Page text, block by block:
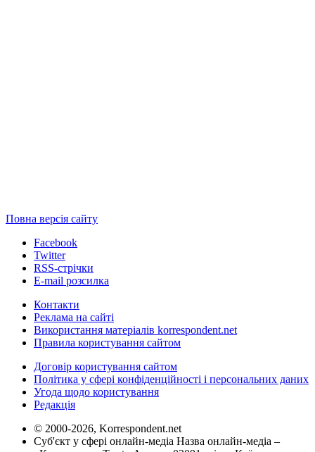
Повна версія сайту
Facebook
Twitter
RSS-стрічки
E-mail розсилка
Контакти
Реклама на сайті
Використання матеріалів korrespondent.net
Правила користування сайтом
Договір користування сайтом
Політика у сфері конфіденційності і персональних даних
Угода щодо користування
Редакція
© 2000-2026, Korrespondent.net
Суб'єкт у сфері онлайн-медіа Назва онлайн-медіа –